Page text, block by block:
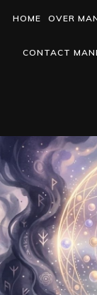
HOME OVER
CONTACT